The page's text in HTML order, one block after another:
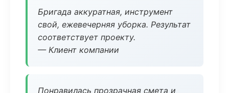
Бригада аккуратная, инструмент
свой, ежевечерняя уборка. Результат
соответствует проекту.
— Клиент компании
Понравилась прозрачная смета и